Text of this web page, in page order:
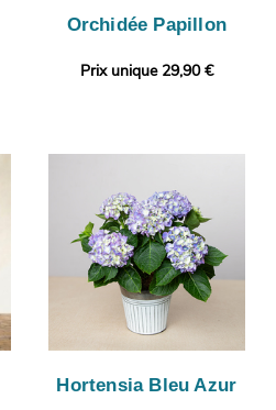
Orchidée Papillon
Prix unique 29,90 €
Hortensia Bleu Azur